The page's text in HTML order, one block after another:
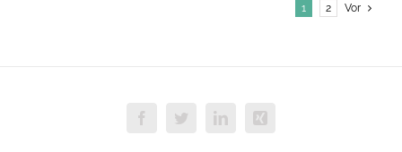
1 2 Vor
FacebookTwitterLinkedInXing